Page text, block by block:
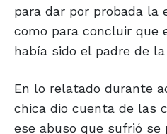
para dar por probada la
como para concluir que
había sido el padre de la
En lo relatado durante
chica dio cuenta de las
ese abuso que sufrió se